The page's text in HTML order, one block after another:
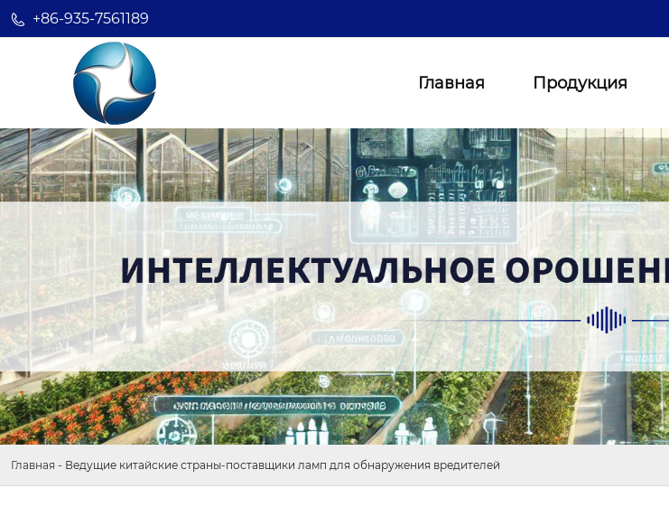
+86-935-7561189
Главная Продукция
Главная - Ведущие китайские страны-поставщики ламп для обнаружения вредителей